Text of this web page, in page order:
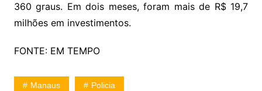
360 graus. Em dois meses, foram mais de R$ 19,7
milhões em investimentos.
FONTE: EM TEMPO
Manaus Policia